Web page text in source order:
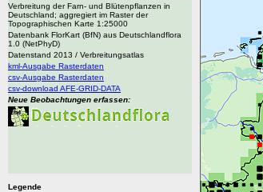
Verbreitung der Farn- und Blütenpflanzen in
Deutschland; aggregiert im Raster der
Topographischen Karte 1:25000
Datenbank FlorKart (BfN) aus Deutschlandflora
1.0 (NetPhyD)
Datenstand 2013 / Verbreitungsatlas
kml-Ausgabe Rasterdaten
csv-Ausgabe Rasterdaten
csv-download AFE-GRID-DATA
Neue Beobachtungen erfassen:
Legende